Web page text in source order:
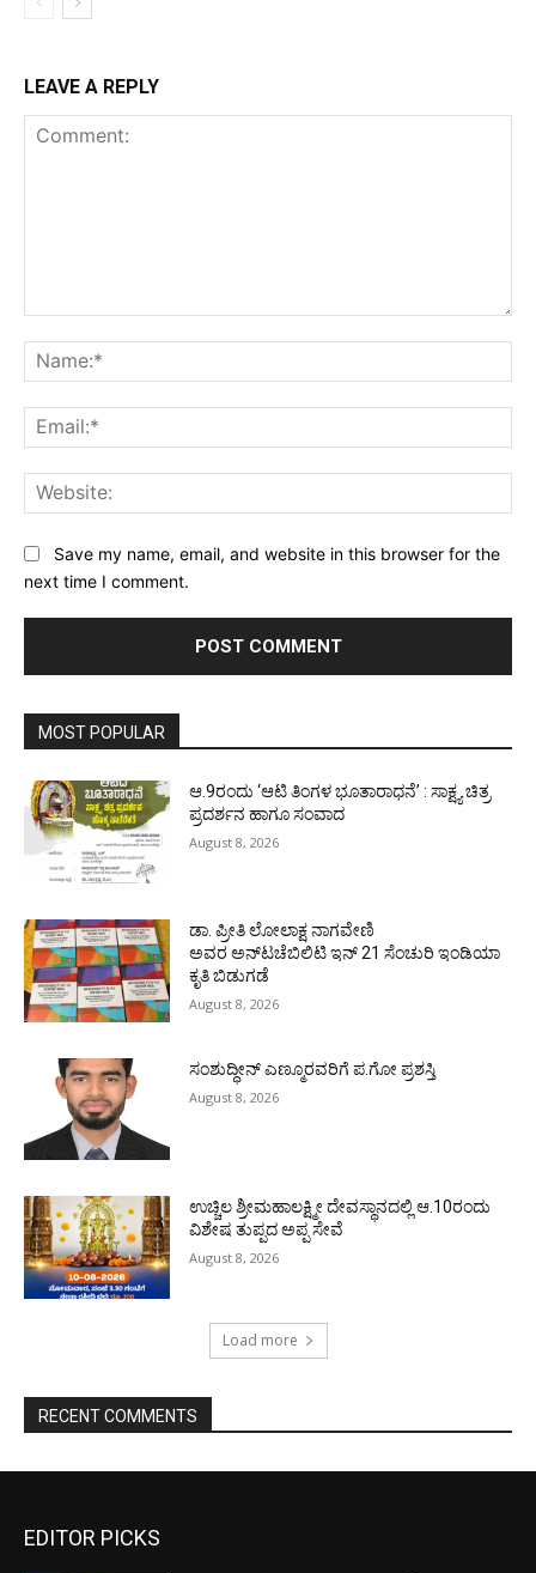
LEAVE A REPLY
Save my name, email, and website in this browser for the
next time I comment.
MOST POPULAR
ಆ.9ರಂದು ‘ಆಟಿ ತಿಂಗಳ ಭೂತಾರಾಧನೆ’ : ಸಾಕ್ಷ್ಯ ಚಿತ್ರ
ಪ್ರದರ್ಶನ ಹಾಗೂ ಸಂವಾದ
August 8, 2026
ಡಾ. ಪ್ರೀತಿ ಲೋಲಾಕ್ಷ ನಾಗವೇಣಿ
ಅವರ ಅನ್‌ಟಚೆಬಿಲಿಟಿ ಇನ್ 21 ಸೆಂಚುರಿ ಇಂಡಿಯಾ
ಕೃತಿ ಬಿಡುಗಡೆ
August 8, 2026
ಸಂಶುದ್ಧೀನ್ ಎಣ್ಮೂರವರಿಗೆ ಪ.ಗೋ ಪ್ರಶಸ್ತಿ
August 8, 2026
ಉಚ್ಚಿಲ ಶ್ರೀಮಹಾಲಕ್ಷ್ಮೀ ದೇವಸ್ಥಾನದಲ್ಲಿ ಆ.10ರಂದು
ವಿಶೇಷ ತುಪ್ಪದ ಅಪ್ಪ ಸೇವೆ
August 8, 2026
Load more
RECENT COMMENTS
EDITOR PICKS